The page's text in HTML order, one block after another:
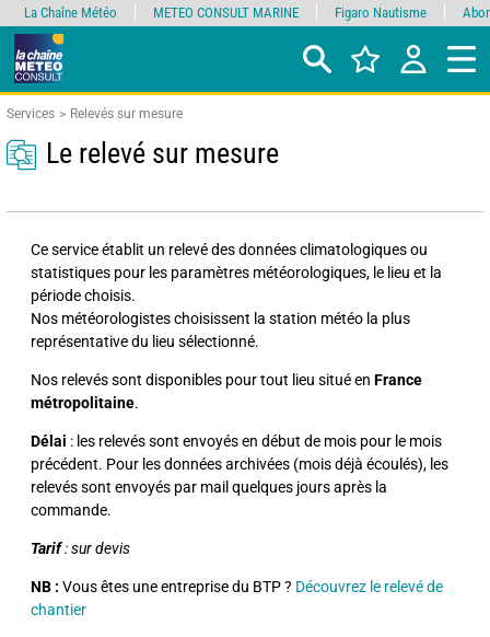
Services Relevés sur mesure
Le relevé sur mesure
Ce service établit un relevé des données climatologiques ou
statistiques pour les paramètres météorologiques, le lieu et la
période choisis.
Nos météorologistes choisissent la station météo la plus
représentative du lieu sélectionné.
Nos relevés sont disponibles pour tout lieu situé en France
métropolitaine.
Délai : les relevés sont envoyés en début de mois pour le mois
précédent. Pour les données archivées (mois déjà écoulés), les
relevés sont envoyés par mail quelques jours après la
commande.
Tarif: sur devis
NB : Vous êtes une entreprise du BTP ? Découvrez le relevé de
chantier
La Chaîne Météo METEO CONSULT MARINE Figaro Nautisme